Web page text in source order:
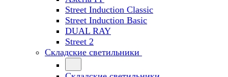
Street Induction Classic
Street Induction Basic
DUAL RAY
Street 2
Складские светильники